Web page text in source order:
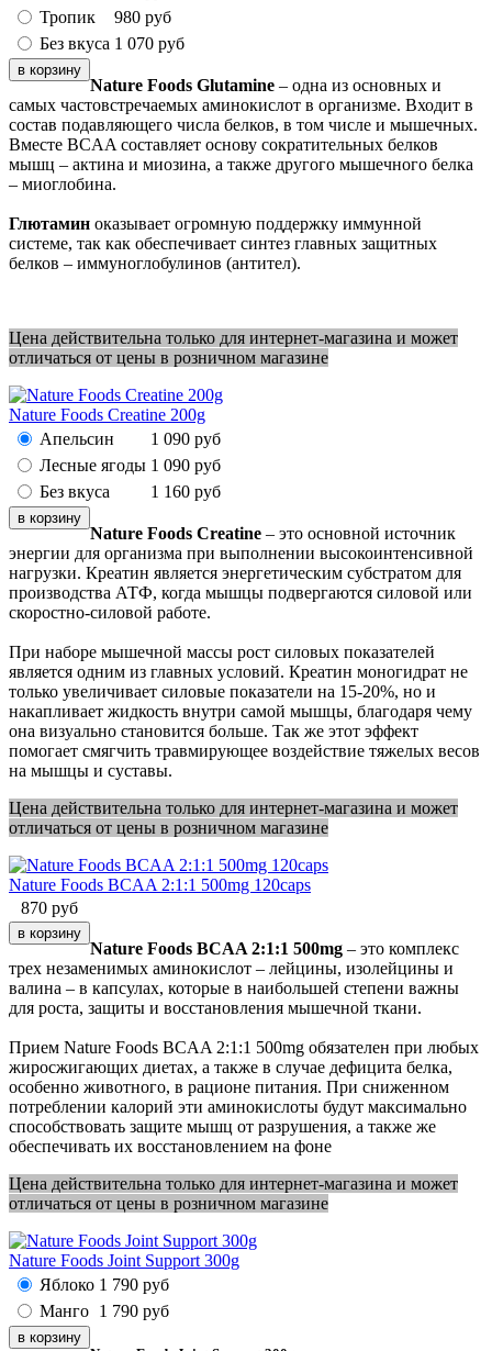
Тропик
980 руб
Без вкуса 1 070 руб
Nature Foods Glutamine – одна из основных и
самых частовстречаемых аминокислот в организме. Входит в
состав подавляющего числа белков, в том числе и мышечных.
Вместе BCAA составляет основу сократительных белков
мышц – актина и миозина, а также другого мышечного белка
– миоглобина.
Глютамин оказывает огромную поддержку иммунной
системе, так как обеспечивает синтез главных защитных
белков – иммуноглобулинов (антител).
Цена действительна только для интернет-магазина и может
отличаться от цены в розничном магазине
Nature Foods Creatine 200g
Апельсин
1 090 руб
Лесные ягоды 1 090 руб
Без вкуса
1 160 руб
Nature Foods Creatine – это основной источник
энергии для организма при выполнении высокоинтенсивной
нагрузки. Креатин является энергетическим субстратом для
производства АТФ, когда мышцы подвергаются силовой или
скоростно-силовой работе.
При наборе мышечной массы рост силовых показателей
является одним из главных условий. Креатин моногидрат не
только увеличивает силовые показатели на 15-20%, но и
накапливает жидкость внутри самой мышцы, благодаря чему
она визуально становится больше. Так же этот эффект
помогает смягчить травмирующее воздействие тяжелых весов
на мышцы и суставы.
Цена действительна только для интернет-магазина и может
отличаться от цены в розничном магазине
Nature Foods BCAA 2:1:1 500mg 120caps
870 руб
Nature Foods BCAA 2:1:1 500mg – это комплекс
трех незаменимых аминокислот – лейцины, изолейцины и
валина – в капсулах, которые в наибольшей степени важны
для роста, защиты и восстановления мышечной ткани.
Прием Nature Foods BCAA 2:1:1 500mg обязателен при любых
жиросжигающих диетах, а также в случае дефицита белка,
особенно животного, в рационе питания. При сниженном
потреблении калорий эти аминокислоты будут максимально
способствовать защите мышц от разрушения, а также же
обеспечивать их восстановлением на фоне
Цена действительна только для интернет-магазина и может
отличаться от цены в розничном магазине
Nature Foods Joint Support 300g
Яблоко 1 790 руб
Манго 1 790 руб